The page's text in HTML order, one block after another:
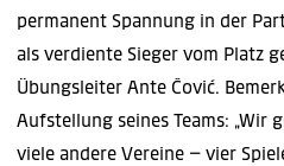
permanent Spannung in der
als verdiente Sieger vom Platz
Übungsleiter Ante Čović.
Aufstellung seines Teams: „Wir
viele andere Vereine – vier